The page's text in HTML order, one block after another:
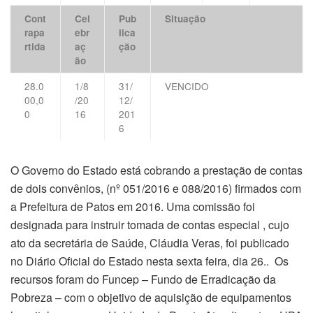
Cont
rapa
rtida
Cel
ebr
aç
ão
Pub
lica
ção
Situação
28.0
00,0
0
1/8
/20
16
31/
12/
201
6
VENCIDO
O Governo do Estado está cobrando a prestação de contas
de dois convênios, (nº 051/2016 e 088/2016) firmados com
a Prefeitura de Patos em 2016. Uma comissão foi
designada para instruir tomada de contas especial , cujo
ato da secretária de Saúde, Cláudia Veras, foi publicado
no Diário Oficial do Estado nesta sexta feira, dia 26.. Os
recursos foram do Funcep – Fundo de Erradicação da
Pobreza – com o objetivo de aquisição de equipamentos